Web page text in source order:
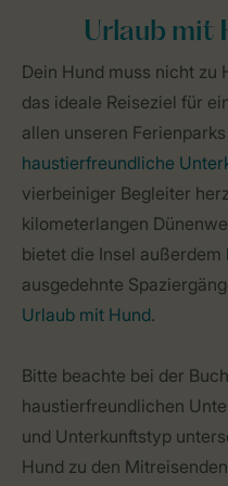
Urlaub mit
Dein Hund muss nicht zu
das ideale Reiseziel für
allen unseren
haustierfreundliche
vierbeiniger Begleiter
kilometerlangen
bietet die Insel
ausgedehnte
Urlaub mit Hund.
Bitte beachte bei der
haustierfreundlichen
und Unterkunftstyp
Hund zu den